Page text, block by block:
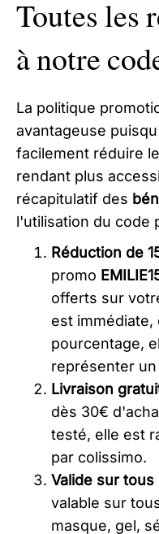
Toutes les
à notre
La politique
avantageuse
facilement réduire
rendant plus
récapitulatif des
l'utilisation du code
Réduction de
promo
offerts sur
est immédiate,
pourcentage,
représenter
Livraison
dès 30€
testé, elle est
par colissimo.
Valide sur
valable sur
masque, gel,